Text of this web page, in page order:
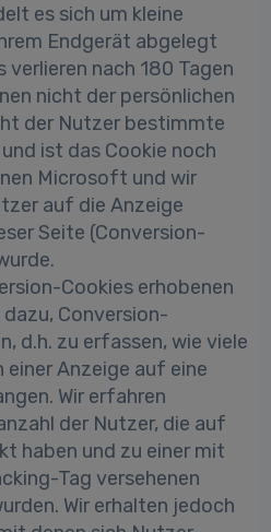
es sich um kleine
Endgerät abgelegt
verlieren nach 180 Tagen
nicht der persönlichen
der Nutzer bestimmte
ist das Cookie noch
Microsoft und wir
auf die Anzeige
Seite (Conversion-
Cookies erhobenen
Conversion-
d.h. zu erfassen, wie viele
einer Anzeige auf eine
Wir erfahren
der Nutzer, die auf
haben und zu einer mit
Tag versehenen
Wir erhalten jedoch